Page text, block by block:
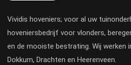
Vividis hoveniers; voor al uw
hoveniersbedrijf voor vlonders,
en de mooiste bestrating. Wij werken
Dokkum, Drachten en Heerenveen.